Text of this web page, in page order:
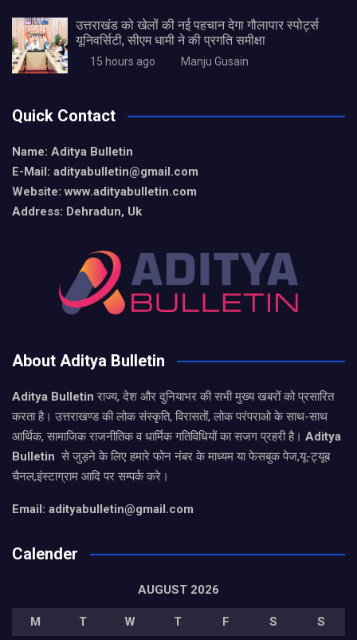
उत्तराखंड को खेलों की नई पहचान देगा गौलापार स्पोर्ट्स
यूनिवर्सिटी, सीएम धामी ने की प्रगति समीक्षा
15 hours ago Manju Gusain
Quick Contact
Name: Aditya Bulletin
E-Mail: adityabulletin@gmail.com
Website: www.adityabulletin.com
Address: Dehradun, Uk
About Aditya Bulletin
Aditya Bulletinराज्य, देश और दुनियाभर की सभी मुख्य खबरों को प्रसारित
करता है। उत्तराखण्ड की लोक संस्कृति, विरासतों, लोक परंपराओ के साथ-साथ
आर्थिक, सामाजिक राजनीतिक व धार्मिक गतिविधियों का सजग प्रहरी है। Aditya
Bulletin से जुड़ने के लिए हमारे फोन नंबर के माध्यम या फेसबुक पेज,यू-ट्यूब
चैनल,इंस्टाग्राम आदि पर सम्पर्क करे।
Email: adityabulletin@gmail.com
Calender
AUGUST 2026
M T W T F S S